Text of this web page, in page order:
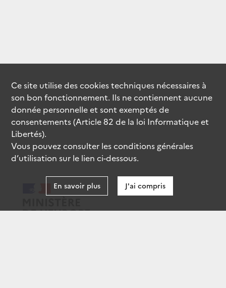
Ce site utilise descookiestechniques nécessaires à
son bon fonctionnement. Ils ne contiennent aucune
donnée personnelle et sont exemptés de
consentements (Article 82 de la loi Informatique et
Libertés).
Vous pouvez consulter les conditions générales
d’utilisation sur le lien ci-dessous.
En savoir plus J'ai compris